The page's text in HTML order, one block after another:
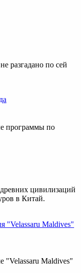
разгадано по сей
программы по
цивилизаций
в Китай.
"Velassaru Maldives"
"Velassaru Maldives"